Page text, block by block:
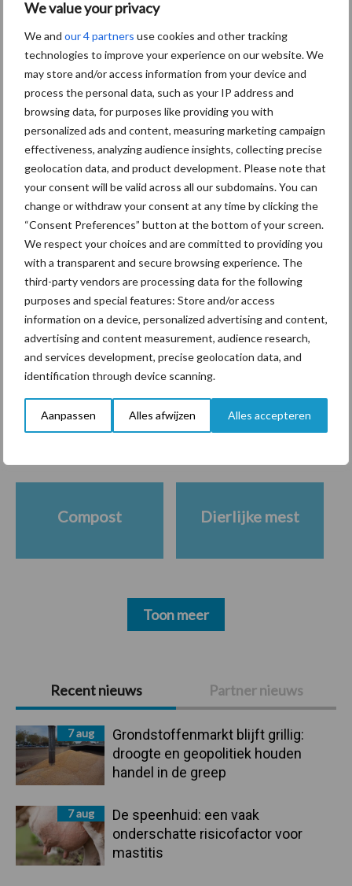
We value your privacy
We and our 4 partners use cookies and other tracking
technologies to improve your experience on our website. We
may store and/or access information from your device and
process the personal data, such as your IP address and
browsing data, for purposes like providing you with
personalized ads and content, measuring marketing campaign
effectiveness, analyzing audience insights, collecting precise
geolocation data, and product development. Please note that
your consent will be valid across all our subdomains. You can
change or withdraw your consent at any time by clicking the
“Consent Preferences” button at the bottom of your screen.
We respect your choices and are committed to providing you
with a transparent and secure browsing experience. The
third-party vendors are processing data for the following
purposes and special features: Store and/or access
information on a device, personalized advertising and content,
advertising and content measurement, audience research,
and services development, precise geolocation data, and
identification through device scanning.
Aanpassen Alles afwijzen Alles accepteren
Primaire
Sidebar
Recent nieuws Partner nieuws
7 aug
Grondstoffenmarkt blijft grillig:
droogte en geopolitiek houden
handel in de greep
7 aug
De speenhuid: een vaak
onderschatte risicofactor voor
mastitis
Grondstoffenmarkt blijft
grillig: droogte en
geopolitiek houden handel
in de greep
De speenhuid: een vaak
onderschatte risicofactor
voor mastitis
ForFarmers ziet volume en
marktaandeel groeien in
krimpende Nederlandse
markt
Themapagina's
Diergezondheid Bemesting Fokkerij
Compost Dierlijke mest
Toon meer